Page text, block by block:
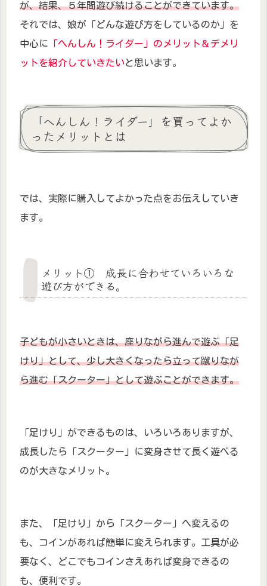
が、結果、５年間遊び続けることができています。
それでは、娘が「どんな遊び方をしているのか」を
中心に 「へんしん！ライダー」のメリット＆デメリ
ットを紹介していきたいと思います。
「へんしん！ライダー」を買ってよか
ったメリットとは
では、実際に購入してよかった点をお伝えしていき
ます。
メリット① 成長に合わせていろいろな
遊び方ができる。
子どもが小さいときは、座りながら進んで遊ぶ「足
けり」として、少し大きくなったら立って蹴りなが
ら進む「スクーター」として遊ぶことができます。
「足けり」ができるものは、いろいろありますが、
成長したら「スクーター」に変身させて長く遊べる
のが大きなメリット。
また、「足けり」から「スクーター」へ変えるの
も、コインがあれば簡単に変えられます。工具が必
要なく、どこでもコインさえあれば変身できるの
も、便利です。